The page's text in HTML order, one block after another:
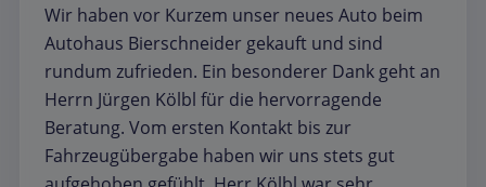
Wir haben vor Kurzem unser neues Auto beim
Autohaus Bierschneider gekauft und sind
rundum zufrieden. Ein besonderer Dank geht an
Herrn Jürgen Kölbl für die hervorragende
Beratung. Vom ersten Kontakt bis zur
Fahrzeugübergabe haben wir uns stets gut